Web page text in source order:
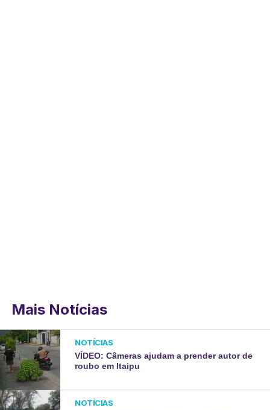
Mais Notícias
NOTÍCIAS
VÍDEO: Câmeras ajudam a prender autor de
roubo em Itaipu
NOTÍCIAS